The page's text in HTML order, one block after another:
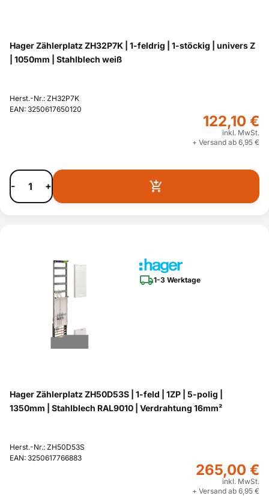
Hager Zählerplatz ZH32P7K | 1-feldrig | 1-stöckig | univers Z
| 1050mm | Stahlblech weiß
Herst.-Nr.: ZH32P7K
EAN: 3250617650120
122,10 €
inkl. MwSt.
+ Versand ab 6,95 €
- +
1-3 Werktage
Hager Zählerplatz ZH50D53S | 1-feld | 1ZP | 5-polig |
1350mm | Stahlblech RAL9010 | Verdrahtung 16mm²
Herst.-Nr.: ZH50D53S
EAN: 3250617766883
265,00 €
inkl. MwSt.
+ Versand ab 6,95 €